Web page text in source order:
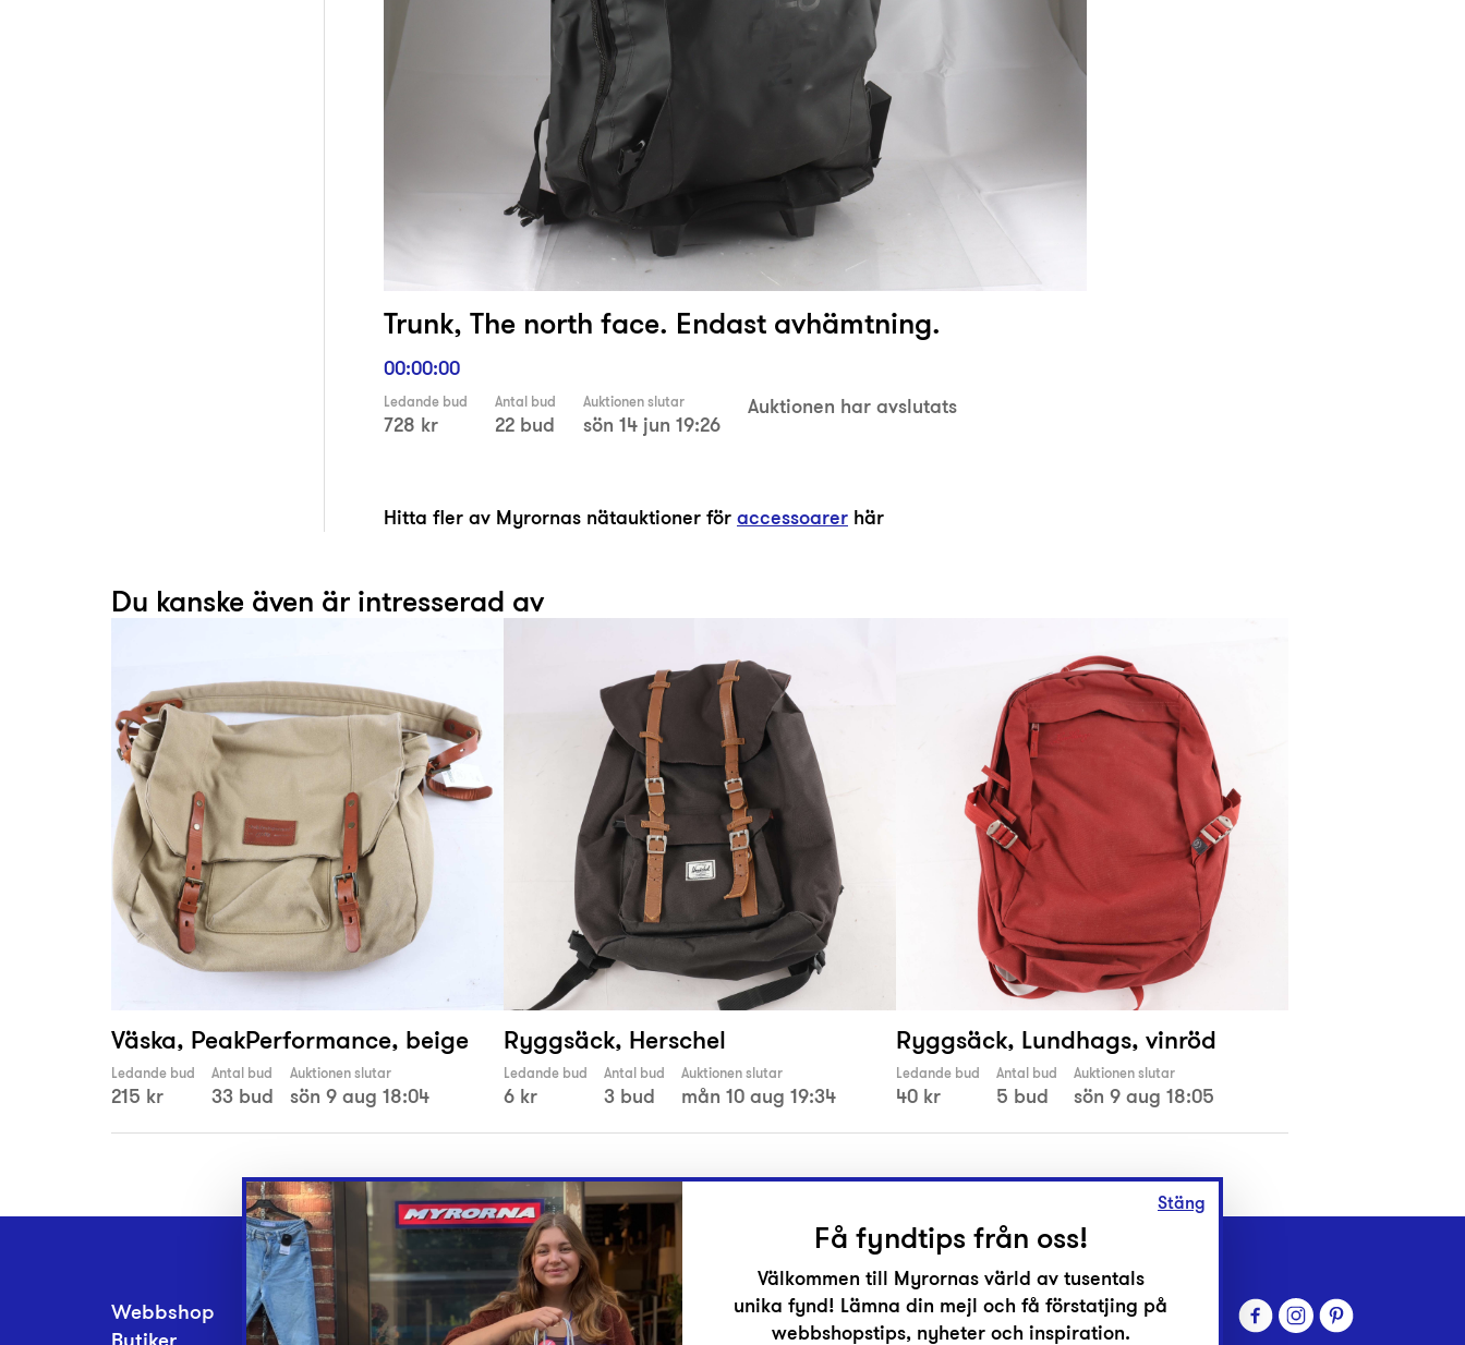
Trunk, The north face. Endast avhämtning.
00:00:00
Ledande bud
728 kr
Antal bud
22 bud
Auktionen slutar
sön 14 jun 19:26
Auktionen har avslutats
Hitta fler av Myrornas nätauktioner föraccessoarer här
Du kanske även är intresserad av
Väska, PeakPerformance, beige
Ledande bud
215 kr
Antal bud
33 bud
Auktionen slutar
sön 9 aug 18:04
Ryggsäck, Herschel
Ledande bud
6 kr
Antal bud
3 bud
Auktionen slutar
mån 10 aug 19:34
Ryggsäck, Lundhags, vinröd
Ledande bud
40 kr
Antal bud
5 bud
Auktionen slutar
sön 9 aug 18:05
Webbshop
Inlämningsplatser
Stäng
Få fyndtips från oss!
Välkommen till Myrornas värld av tusentals
unika fynd! Lämna din mejl och få förstatjing på
webbshopstips, nyheter och inspiration.